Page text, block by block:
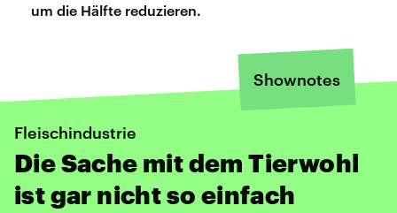
um die Hälfte reduzieren.
Shownotes
Fleischindustrie
Die Sache mit dem Tierwohl
ist gar nicht so einfach